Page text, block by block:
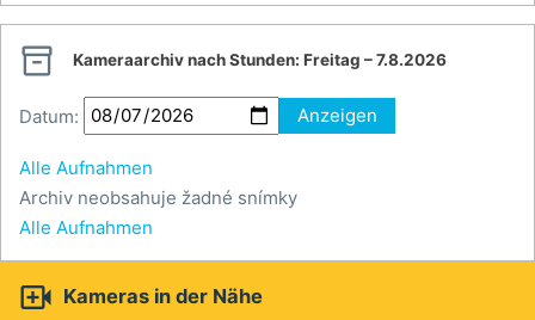
 Kameraarchiv nach Stunden: Freitag – 7.8.2026
Datum: Anzeigen
Alle Aufnahmen
Archiv neobsahuje žadné snímky
Alle Aufnahmen
 Kameras in der Nähe